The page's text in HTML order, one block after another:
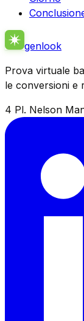
genlook
Prova virtuale
le conversioni e
4 Pl. Nelson